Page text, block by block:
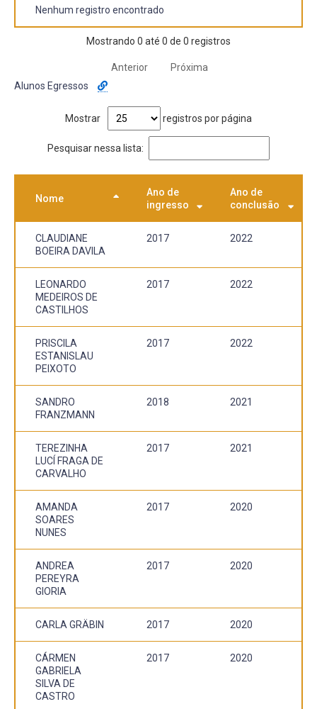
Nenhum registro encontrado
Mostrando 0 até 0 de 0 registros
Anterior
Próxima
Alunos Egressos
Mostrar registros por página
Pesquisar nessa lista:
Nome
Ano de
ingresso
Ano de
conclusão
CLAUDIANE
BOEIRA DAVILA
2017 2022
LEONARDO
MEDEIROS DE
CASTILHOS
2017 2022
PRISCILA
ESTANISLAU
PEIXOTO
2017 2022
SANDRO
FRANZMANN
2018 2021
TEREZINHA
LUCÍ FRAGA DE
CARVALHO
2017 2021
AMANDA
SOARES
NUNES
2017 2020
ANDREA
PEREYRA
GIORIA
2017 2020
CARLA GRÄBIN 2017 2020
CÁRMEN
GABRIELA
SILVA DE
CASTRO
2017 2020